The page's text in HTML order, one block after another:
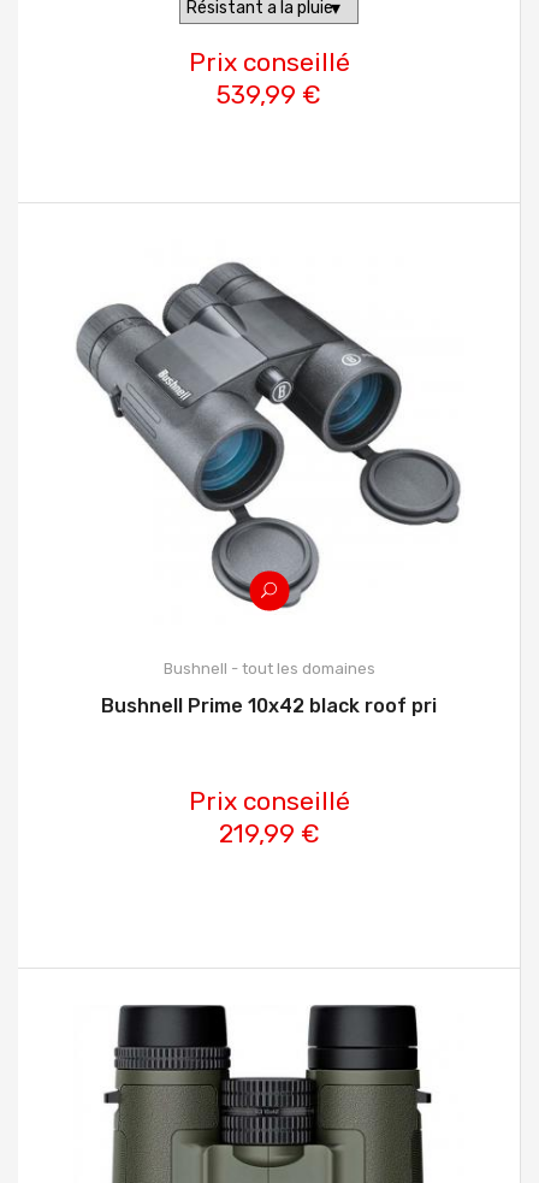
Prix conseillé
539,99 €
Bushnell - tout les domaines
Bushnell Prime 10x42 black roof pri
Prix conseillé
219,99 €